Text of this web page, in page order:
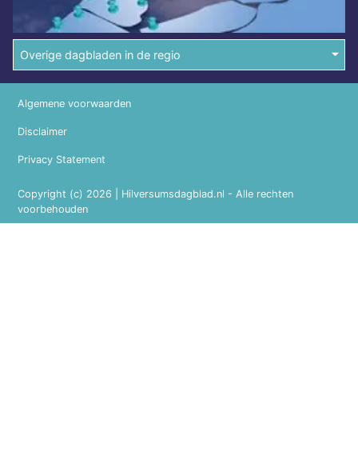
Overige dagbladen in de regio
Copyright (c) 2026 | Hilversumsdagblad.nl - Alle rechten
voorbehouden
Algemene voorwaarden
Disclaimer
Privacy Statement